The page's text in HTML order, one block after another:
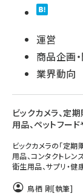
運営
商品企画・
業界動向
ビックカメラ、定
用品、ペットフー
ビックカメラの「定
用品、コンタクトレン
衛生用品、サプリ・健
鳥栖 剛[執筆]